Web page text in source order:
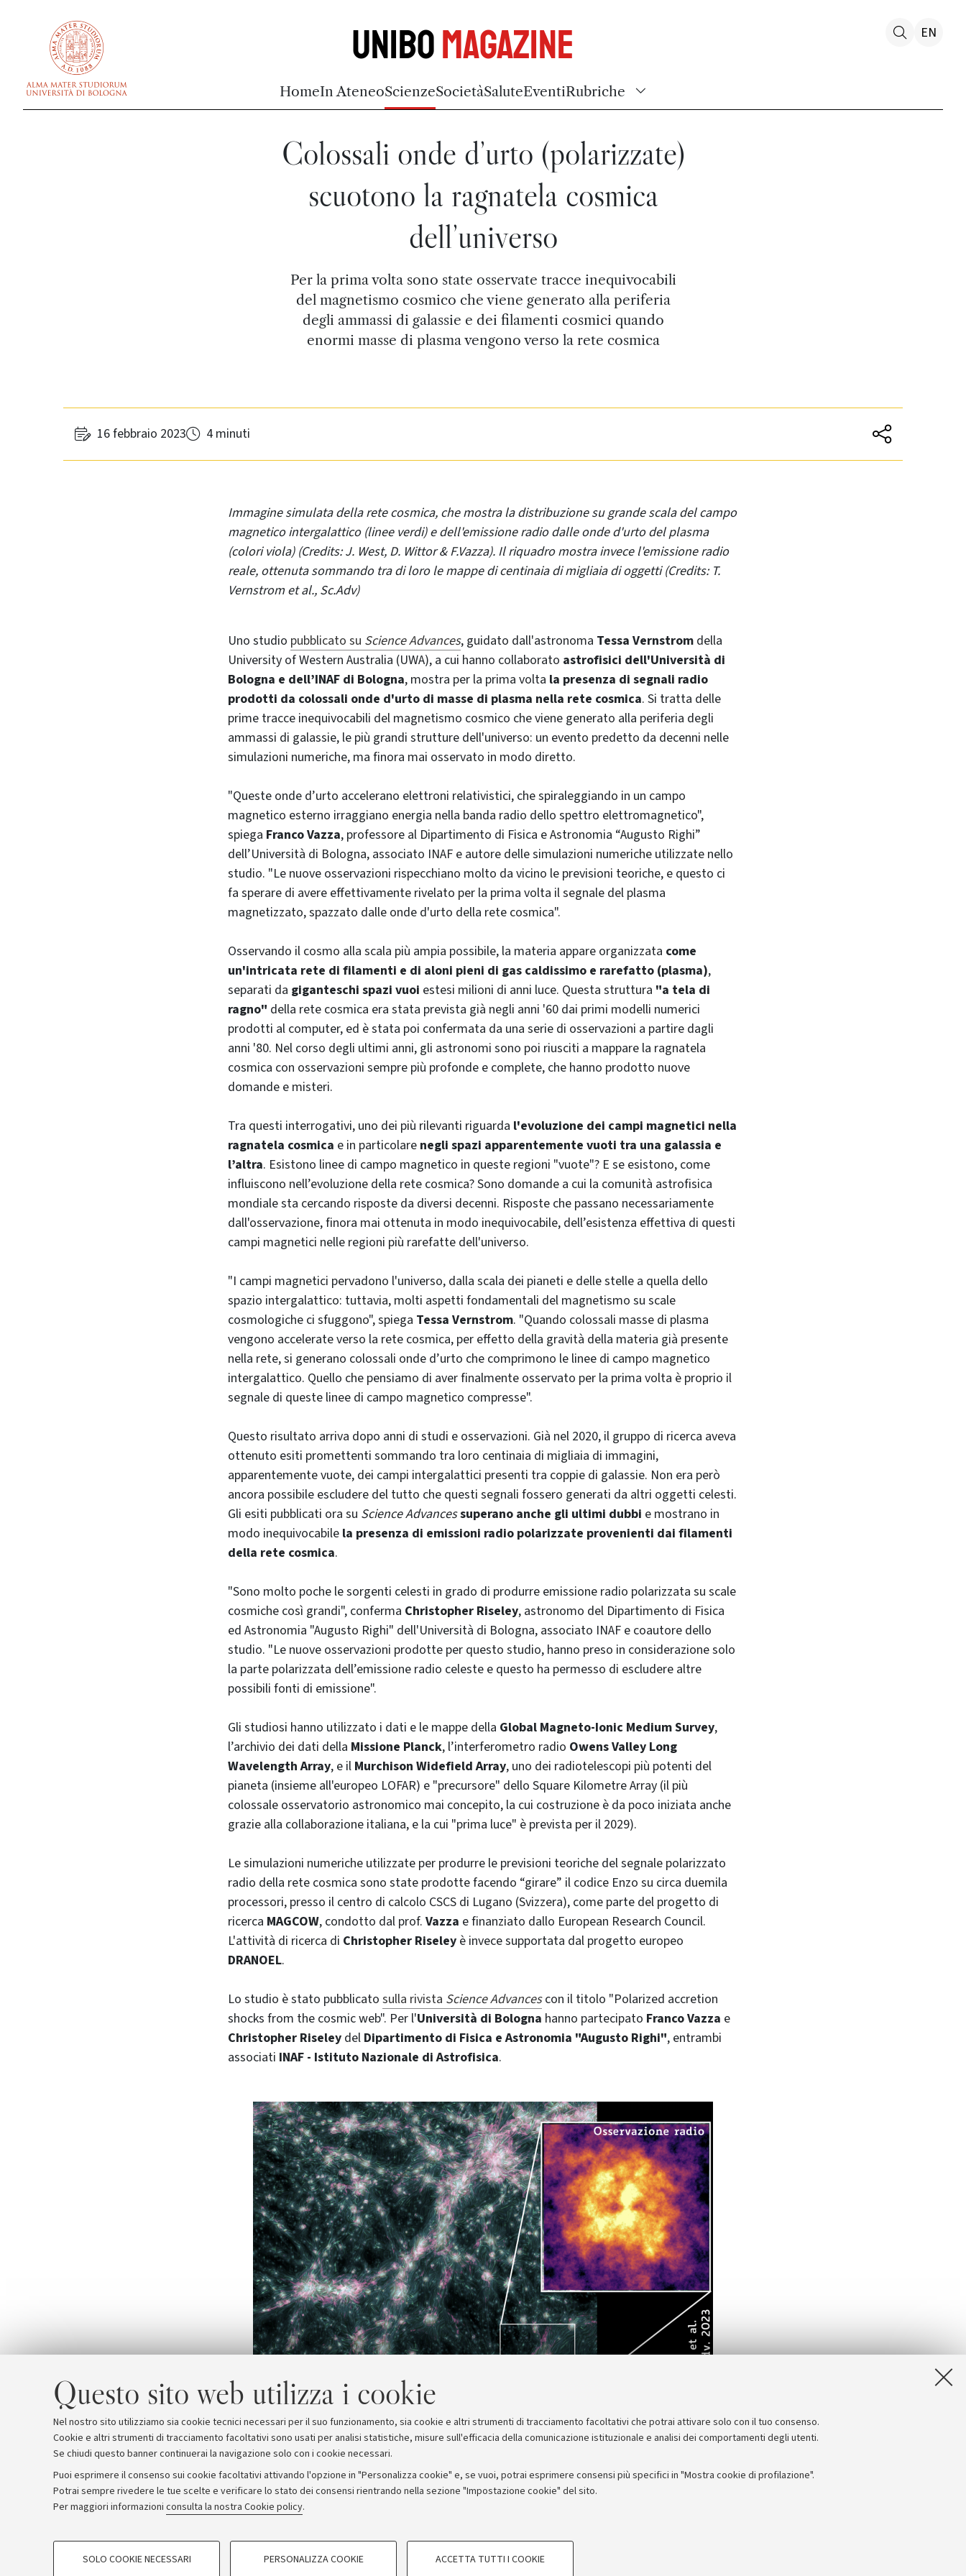
Questo sito web utilizza i cookie
Nel nostro sito utilizziamo sia cookie tecnici necessari per il suo funzionamento, sia cookie e altri strumenti di tracciamento facoltativi che potrai attivare solo con il tuo consenso.
Cookie e altri strumenti di tracciamento facoltativi sono usati per analisi statistiche, misure sull'efficacia della comunicazione istituzionale e analisi dei comportamenti degli utenti.
Se chiudi questo banner continuerai la navigazione solo con i cookie necessari.
Puoi esprimere il consenso sui cookie facoltativi attivando l'opzione in "Personalizza cookie" e, se vuoi, potrai esprimere consensi più specifici in "Mostra cookie di profilazione".
Potrai sempre rivedere le tue scelte e verificare lo stato dei consensi rientrando nella sezione "Impostazione cookie" del sito.
Per maggiori informazioni consulta la nostra Cookie policy.
COOKIE DI PROFILAZIONE - FACOLTATIVI COOKIE TECNICI - NECESSARI
SOLO COOKIE NECESSARI PERSONALIZZA COOKIE ACCETTA TUTTI I COOKIE
UniboMagazine
HomeIn AteneoScienzeSocietàSaluteEventiRubriche
EN
Colossali onde d’urto (polarizzate)
scuotono la ragnatela cosmica
dell’universo
Per la prima volta sono state osservate tracce inequivocabili
del magnetismo cosmico che viene generato alla periferia
degli ammassi di galassie e dei filamenti cosmici quando
enormi masse di plasma vengono verso la rete cosmica
16 febbraio 2023 4 minuti
Immagine simulata della rete cosmica, che mostra la distribuzione su grande scala del campo
magnetico intergalattico (linee verdi) e dell'emissione radio dalle onde d'urto del plasma
(colori viola) (Credits: J. West, D. Wittor & F.Vazza). Il riquadro mostra invece l'emissione radio
reale, ottenuta sommando tra di loro le mappe di centinaia di migliaia di oggetti (Credits: T.
Vernstrom et al., Sc.Adv)
Uno studio pubblicato su Science Advances, guidato dall'astronoma Tessa Vernstrom della
University of Western Australia (UWA), a cui hanno collaborato astrofisici dell'Università di
Bologna e dell’INAF di Bologna, mostra per la prima volta la presenza di segnali radio
prodotti da colossali onde d'urto di masse di plasma nella rete cosmica. Si tratta delle
prime tracce inequivocabili del magnetismo cosmico che viene generato alla periferia degli
ammassi di galassie, le più grandi strutture dell'universo: un evento predetto da decenni nelle
simulazioni numeriche, ma finora mai osservato in modo diretto.
"Queste onde d’urto accelerano elettroni relativistici, che spiraleggiando in un campo
magnetico esterno irraggiano energia nella banda radio dello spettro elettromagnetico",
spiega Franco Vazza, professore al Dipartimento di Fisica e Astronomia “Augusto Righi”
dell’Università di Bologna, associato INAF e autore delle simulazioni numeriche utilizzate nello
studio. "Le nuove osservazioni rispecchiano molto da vicino le previsioni teoriche, e questo ci
fa sperare di avere effettivamente rivelato per la prima volta il segnale del plasma
magnetizzato, spazzato dalle onde d'urto della rete cosmica".
Osservando il cosmo alla scala più ampia possibile, la materia appare organizzata come
un'intricata rete di filamenti e di aloni pieni di gas caldissimo e rarefatto (plasma),
separati da giganteschi spazi vuoi estesi milioni di anni luce. Questa struttura "a tela di
ragno" della rete cosmica era stata prevista già negli anni '60 dai primi modelli numerici
prodotti al computer, ed è stata poi confermata da una serie di osservazioni a partire dagli
anni '80. Nel corso degli ultimi anni, gli astronomi sono poi riusciti a mappare la ragnatela
cosmica con osservazioni sempre più profonde e complete, che hanno prodotto nuove
domande e misteri.
Tra questi interrogativi, uno dei più rilevanti riguarda l'evoluzione dei campi magnetici nella
ragnatela cosmica e in particolare negli spazi apparentemente vuoti tra una galassia e
l’altra. Esistono linee di campo magnetico in queste regioni "vuote"? E se esistono, come
influiscono nell’evoluzione della rete cosmica? Sono domande a cui la comunità astrofisica
mondiale sta cercando risposte da diversi decenni. Risposte che passano necessariamente
dall'osservazione, finora mai ottenuta in modo inequivocabile, dell’esistenza effettiva di questi
campi magnetici nelle regioni più rarefatte dell'universo.
"I campi magnetici pervadono l'universo, dalla scala dei pianeti e delle stelle a quella dello
spazio intergalattico: tuttavia, molti aspetti fondamentali del magnetismo su scale
cosmologiche ci sfuggono", spiega Tessa Vernstrom. "Quando colossali masse di plasma
vengono accelerate verso la rete cosmica, per effetto della gravità della materia già presente
nella rete, si generano colossali onde d’urto che comprimono le linee di campo magnetico
intergalattico. Quello che pensiamo di aver finalmente osservato per la prima volta è proprio il
segnale di queste linee di campo magnetico compresse".
Questo risultato arriva dopo anni di studi e osservazioni. Già nel 2020, il gruppo di ricerca aveva
ottenuto esiti promettenti sommando tra loro centinaia di migliaia di immagini,
apparentemente vuote, dei campi intergalattici presenti tra coppie di galassie. Non era però
ancora possibile escludere del tutto che questi segnali fossero generati da altri oggetti celesti.
Gli esiti pubblicati ora su Science Advancessuperano anche gli ultimi dubbi e mostrano in
modo inequivocabile la presenza di emissioni radio polarizzate provenienti dai filamenti
della rete cosmica.
"Sono molto poche le sorgenti celesti in grado di produrre emissione radio polarizzata su scale
cosmiche così grandi", conferma Christopher Riseley, astronomo del Dipartimento di Fisica
ed Astronomia "Augusto Righi" dell'Università di Bologna, associato INAF e coautore dello
studio. "Le nuove osservazioni prodotte per questo studio, hanno preso in considerazione solo
la parte polarizzata dell’emissione radio celeste e questo ha permesso di escludere altre
possibili fonti di emissione".
Gli studiosi hanno utilizzato i dati e le mappe della Global Magneto-Ionic Medium Survey,
l’archivio dei dati della Missione Planck, l’interferometro radio Owens Valley Long
Wavelength Array, e il Murchison Widefield Array, uno dei radiotelescopi più potenti del
pianeta (insieme all'europeo LOFAR) e "precursore" dello Square Kilometre Array (il più
colossale osservatorio astronomico mai concepito, la cui costruzione è da poco iniziata anche
grazie alla collaborazione italiana, e la cui "prima luce" è prevista per il 2029).
Le simulazioni numeriche utilizzate per produrre le previsioni teoriche del segnale polarizzato
radio della rete cosmica sono state prodotte facendo “girare” il codice Enzo su circa duemila
processori, presso il centro di calcolo CSCS di Lugano (Svizzera), come parte del progetto di
ricerca MAGCOW, condotto dal prof. Vazza e finanziato dallo European Research Council.
L'attività di ricerca di Christopher Riseley è invece supportata dal progetto europeo
DRANOEL.
Lo studio è stato pubblicato sulla rivista Science Advancescon il titolo "Polarized accretion
shocks from the cosmic web". Per l'Università di Bologna hanno partecipato Franco Vazza e
Christopher Riseley del Dipartimento di Fisica e Astronomia "Augusto Righi", entrambi
associati INAF - Istituto Nazionale di Astrofisica.
Archivio Comunicati stampa Redazione Rassegna stampa
© Copyright 2026 - ALMA MATER STUDIORUM - Università di Bologna - Via Zamboni, 33 - 40126 Bologna - PI: 01131710376 - CF: 80007010376